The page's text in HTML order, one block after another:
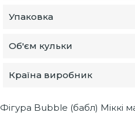
Упаковка
Об'єм кульки
Країна виробник
Фігура Bubble (бабл) Міккі